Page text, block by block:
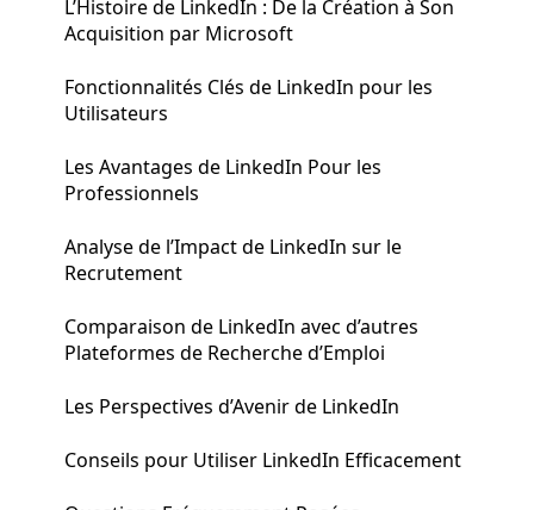
L’Histoire de LinkedIn : De la Création à Son
Acquisition par Microsoft
Fonctionnalités Clés de LinkedIn pour les
Utilisateurs
Les Avantages de LinkedIn Pour les
Professionnels
Analyse de l’Impact de LinkedIn sur le
Recrutement
Comparaison de LinkedIn avec d’autres
Plateformes de Recherche d’Emploi
Les Perspectives d’Avenir de LinkedIn
Conseils pour Utiliser LinkedIn Efficacement